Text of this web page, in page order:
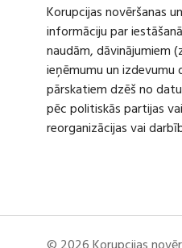
Korupcijas novēršanas
informāciju par
naudām, dāvinājumiem
ieņēmumu un izdevumu
pārskatiem dzēš no
pēc politiskās partijas
reorganizācijas vai